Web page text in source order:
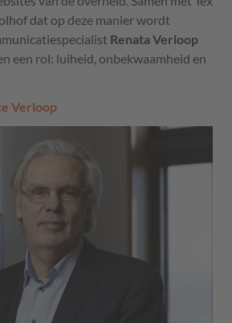
dat op deze manier wordt
Renata Verloop
een rol: luiheid, onbekwaamheid en
Verloop